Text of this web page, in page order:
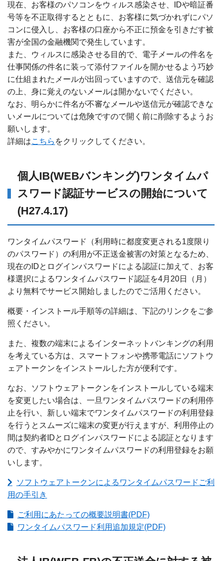
現在、お客様のパソコンをウィルス感染させ、IDや暗証番
号等を不正取得するとともに、お客様に気づかれずにパソ
コンに侵入し、お客様の口座から不正に預金を引きだす被
害が全国の金融機関で発生しています。
また、ウィルスに感染させる目的で、電子メールの件名を
仕事関係の件名に装って添付ファイルを開かせるよう巧妙
に仕組まれたメールが出回っていますので、送信元を確認
の上、身に覚えのないメールは開かないでください。
なお、明らかに件名が不審なメールや送信元が確認できな
いメールについては危険ですので開く前に削除するようお
願いします。
詳細はこちら をクリックしてください。
個人IB(WEBバンキング)ワンタイムパ
スワード認証サービスの開始について
(H27.4.17)
ワンタイムパスワード（利用時に都度変更される1度限り
のパスワード）の利用が不正送金被害の対策となるため、
現在のIDとログインパスワードによる認証に加えて、お客
様選択によるワンタイムパスワード認証を4月20日（月）
より無料でサービス開始しましたのでご活用ください。
概要・インストール手順等の詳細は、下記のリンクをご参
照ください。
また、複数の端末によるインターネットバンキングの利用
を考えている方は、スマートフォンや携帯電話にソフトウ
ェアトークンをインストールした方が便利です。
なお、ソフトウェアトークンをインストールしている端末
を変更したい場合は、一旦ワンタイムパスワードの利用停
止を行い、新しい端末でワンタイムパスワードの利用登録
を行うとスムーズに端末の変更が行えますが、利用停止の
間は契約者IDとログインパスワードによる認証となります
ので、すみやかにワンタイムパスワードの利用登録をお願
いします。
ソフトウェアトークンによるワンタイムパスワードご利
用の手引き
ご利用にあたっての概要説明書(PDF)
ワンタイムパスワード利用追加規定(PDF)